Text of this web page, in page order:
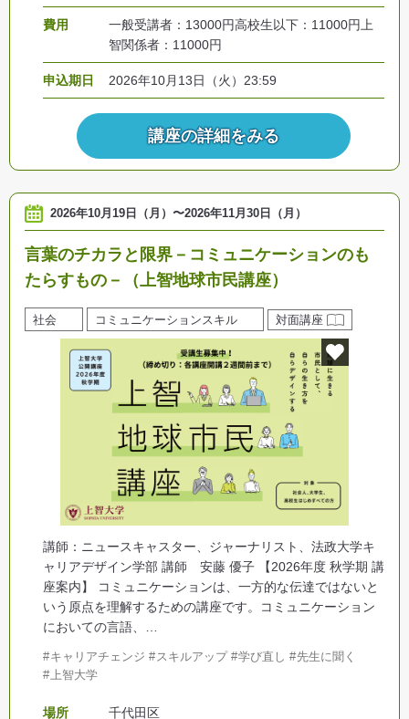
費用
一般受講者：13000円高校生以下：11000円上
智関係者：11000円
申込期日 2026年10月13日（火）23:59
講座の詳細をみる
2026年10月19日（月） 〜2026年11月30日（月）
言葉のチカラと限界－コミュニケーションのも
たらすもの－（上智地球市民講座）
社会 コミュニケーションスキル 対面講座
講師：ニュースキャスター、ジャーナリスト、法政大学キ
ャリアデザイン学部 講師 安藤 優子 【2026年度 秋学期 講
座案内】 コミュニケーションは、一方的な伝達ではないと
いう原点を理解するための講座です。コミュニケーション
においての言語、…
キャリアチェンジ スキルアップ 学び直し
先生に聞く
上智大学
場所 千代田区